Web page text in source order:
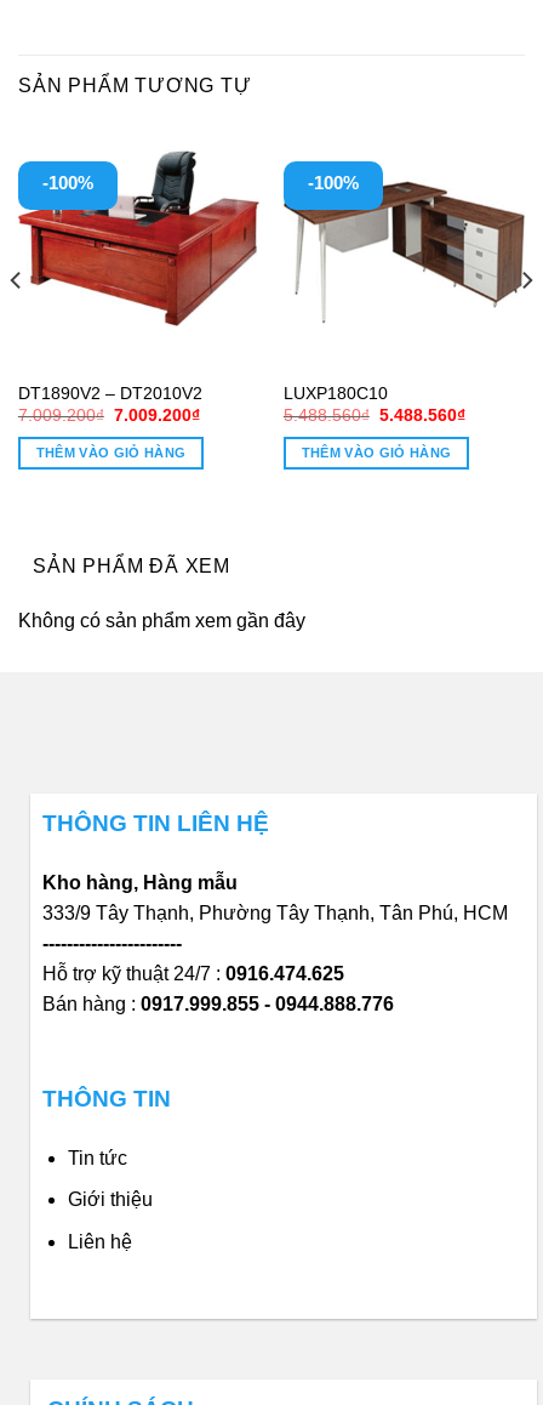
SẢN PHẨM TƯƠNG TỰ
-100%
DT1890V2 – DT2010V2
7.009.200₫ Giá
là:
7.009.200₫.
7.009.200₫Giá
THÊM VÀO GIỎ HÀNG
-100%
LUXP180C10
5.488.560₫ Giá
là:
5.488.560₫.
5.488.560₫Giá
THÊM VÀO GIỎ HÀNG
SẢN PHẨM ĐÃ XEM
Không có sản phẩm xem gần đây
THÔNG TIN LIÊN HỆ
Kho hàng, Hàng mẫu
333/9 Tây Thạnh, Phường Tây Thạnh, Tân Phú, HCM
-----------------------
Hỗ trợ kỹ thuật 24/7 : 0916.474.625
Bán hàng : 0917.999.855 - 0944.888.776
THÔNG TIN
Tin tức
Giới thiệu
Liên hệ